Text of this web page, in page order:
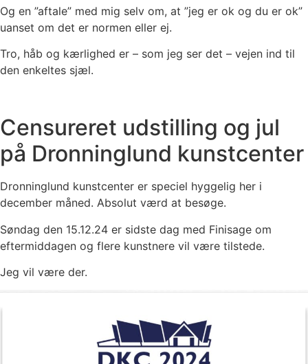
Og en ”aftale” med mig selv om, at ”jeg er ok og du er ok”
uanset om det er normen eller ej.
Tro, håb og kærlighed er – som jeg ser det – vejen ind til
den enkeltes sjæl.
Censureret udstilling og jul
på Dronninglund kunstcenter
Dronninglund kunstcenter er speciel hyggelig her i
december måned. Absolut værd at besøge.
Søndag den 15.12.24 er sidste dag med Finisage om
eftermiddagen og flere kunstnere vil være tilstede.
Jeg vil være der.